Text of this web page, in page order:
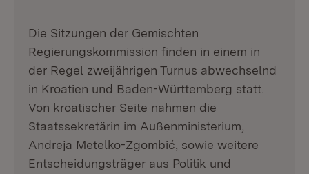
Die Sitzungen der Gemischten
Regierungskommission finden in einem in
der Regel zweijährigen Turnus abwechselnd
in Kroatien und Baden-Württemberg statt.
Von kroatischer Seite nahmen die
Staatssekretärin im Außenministerium,
Andreja Metelko-Zgombić, sowie weitere
Entscheidungsträger aus Politik und